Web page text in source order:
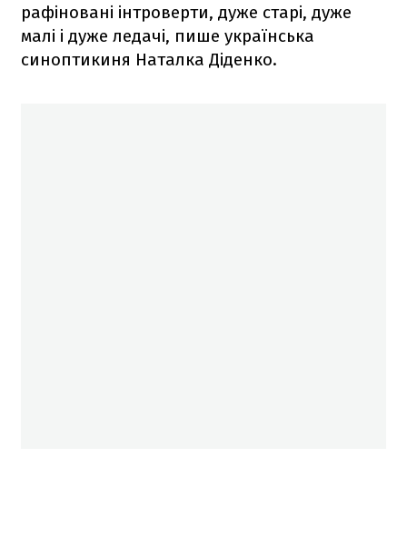
рафіновані інтроверти, дуже старі, дуже
малі і дуже ледачі, пише українська
синоптикиня Наталка Діденко.